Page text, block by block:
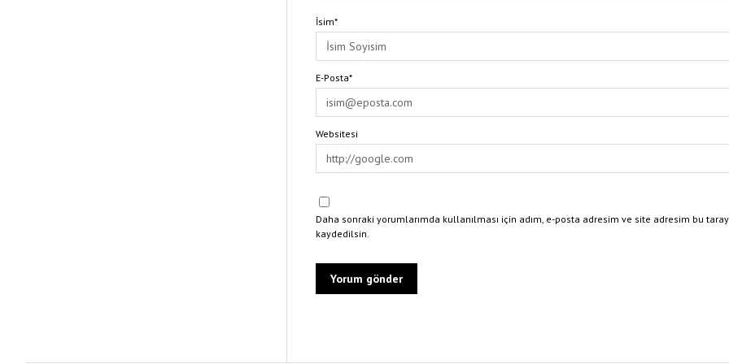
İsim*
E-Posta*
Websitesi
Daha sonraki yorumlarımda kullanılması için adım, e-posta adresim ve site adresim bu
kaydedilsin.